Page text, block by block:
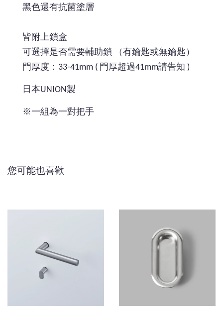
黑色還有抗菌塗層
皆附上鎖盒
可選擇是否需要輔助鎖 （有鑰匙或無鑰匙）
門厚度：33-41mm ( 門厚超過41mm請告知 )
日本UNION製
※一組為一對把手
您可能也喜歡